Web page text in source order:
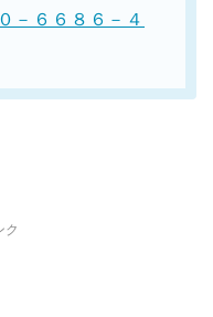
－６６８６－４
ク